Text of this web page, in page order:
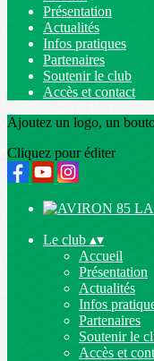
Présentation
Actualités
Infos pratiques
Partenaires
Soutenir le club
Accès et contact
Ajoutez un logo, un
Cliquez pour éditer
Le club ▴▾
Accueil
Présentation
Actualités
Infos
Partenaires
Soutenir le
Accès et